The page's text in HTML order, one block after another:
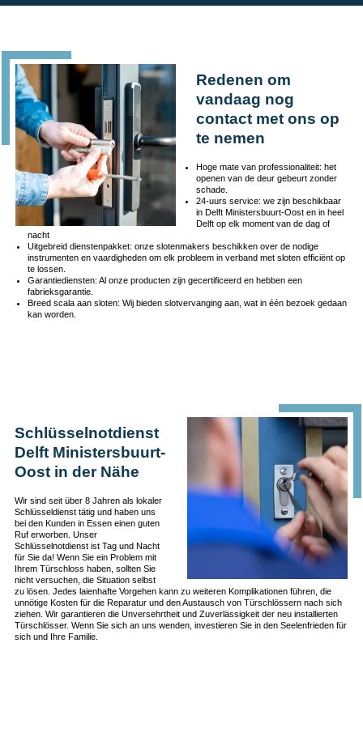
Redenen om
vandaag nog
contact met ons op
te nemen
Hoge mate van professionaliteit: het
openen van de deur gebeurt zonder
schade.
24-uurs service: we zijn beschikbaar
in Delft Ministersbuurt-Oost en in heel
Delft op elk moment van de dag of
nacht
Uitgebreid dienstenpakket: onze slotenmakers beschikken over de nodige
instrumenten en vaardigheden om elk probleem in verband met sloten efficiënt op
te lossen.
Garantiediensten: Al onze producten zijn gecertificeerd en hebben een
fabrieksgarantie.
Breed scala aan sloten: Wij bieden slotvervanging aan, wat in één bezoek gedaan
kan worden.
Schlüsselnotdienst
Delft Ministersbuurt-
Oost in der Nähe
Wir sind seit über 8 Jahren als lokaler
Schlüsseldienst tätig und haben uns
bei den Kunden in Essen einen guten
Ruf erworben. Unser
Schlüsselnotdienst ist Tag und Nacht
für Sie da! Wenn Sie ein Problem mit
Ihrem Türschloss haben, sollten Sie
nicht versuchen, die Situation selbst
zu lösen. Jedes laienhafte Vorgehen kann zu weiteren Komplikationen führen, die
unnötige Kosten für die Reparatur und den Austausch von Türschlössern nach sich
ziehen. Wir garantieren die Unversehrtheit und Zuverlässigkeit der neu installierten
Türschlösser. Wenn Sie sich an uns wenden, investieren Sie in den Seelenfrieden für
sich und Ihre Familie.